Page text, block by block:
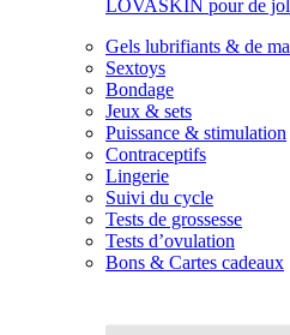
LOVASKIN pour de
Gels lubrifiants & de
Sextoys
Bondage
Jeux & sets
Puissance & stimulation
Contraceptifs
Lingerie
Suivi du cycle
Tests de grossesse
Tests d’ovulation
Bons & Cartes cadeaux